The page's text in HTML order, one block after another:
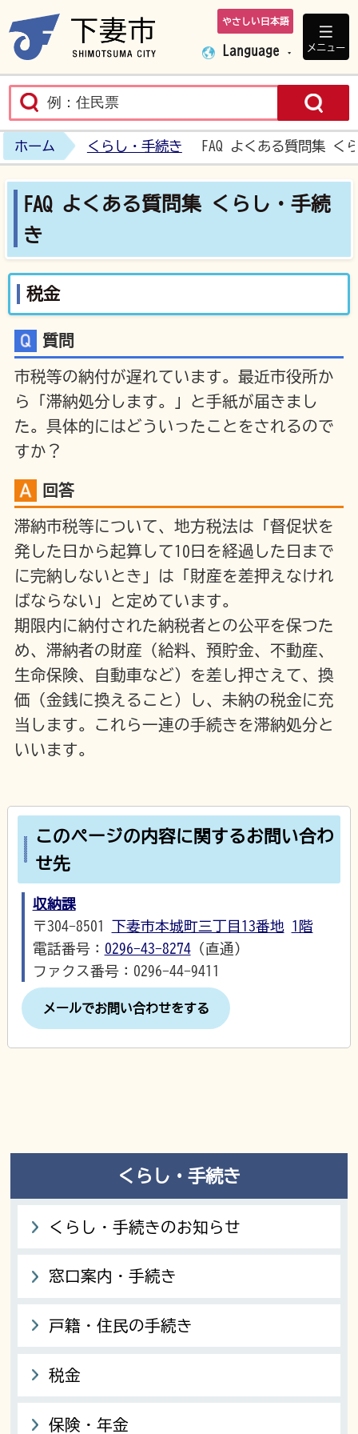
下妻市ホームペ
やさしい日本語
Language メニュー
ホーム くらし・手続き FAQ よくある質問集 く
FAQ よくある質問集 くらし・手続
き
税金
質問
市税等の納付が遅れています。最近市役所か
ら「滞納処分します。」と手紙が届きまし
た。具体的にはどういったことをされるので
すか？
回答
滞納市税等について、地方税法は「督促状を
発した日から起算して10日を経過した日まで
に完納しないとき」は「財産を差押えなけれ
ばならない」と定めています。
期限内に納付された納税者との公平を保つた
め、滞納者の財産（給料、預貯金、不動産、
生命保険、自動車など）を差し押さえて、換
価（金銭に換えること）し、未納の税金に充
当します。これら一連の手続きを滞納処分と
いいます。
このページの内容に関するお問い合わ
せ先
収納課
〒304-8501 下妻市本城町三丁目13番地 1階
電話番号： 0296-43-8274（直通）
ファクス番号：0296-44-9411
メールでお問い合わせをする
くらし・手続き
くらし・手続きのお知らせ
窓口案内・手続き
戸籍・住民の手続き
税金
保険・年金